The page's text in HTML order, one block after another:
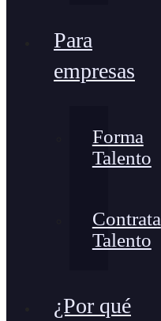
Para
empresas
Forma
Talento
Contrata
Talento
¿Por qué